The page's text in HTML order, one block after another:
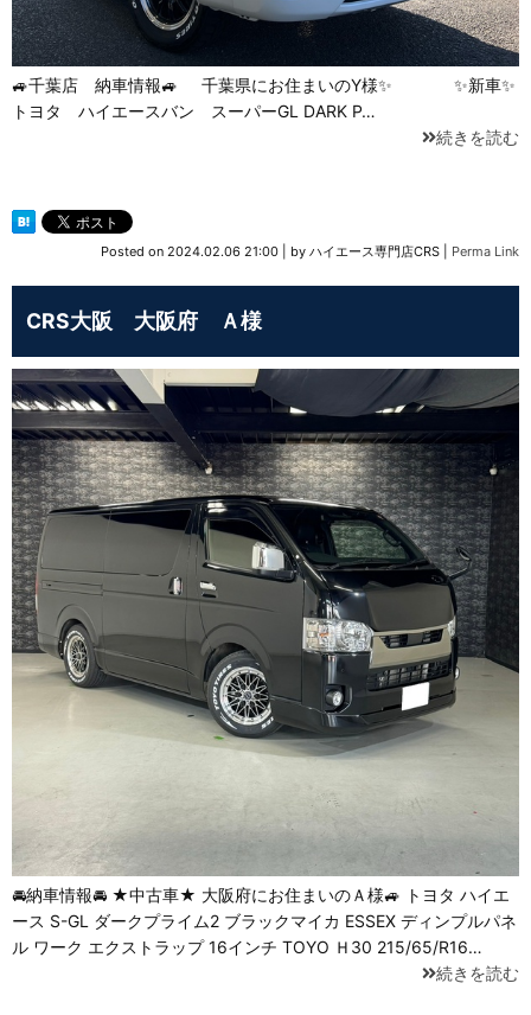
🚙千葉店 納車情報🚙 千葉県にお住まいのY様✨ ✨新車✨
トヨタ ハイエースバン スーパーGL DARK P…
続きを読む
Posted on 2024.02.06 21:00 by ハイエース専門店CRS Perma Link
CRS大阪 大阪府 Ａ様
🚘納車情報🚘 ★中古車★ 大阪府にお住まいのＡ様🚙 トヨタ ハイエ
ース S-GL ダークプライム2 ブラックマイカ ESSEX ディンプルパネ
ル ワーク エクストラップ 16インチ TOYO Ｈ30 215/65/R16…
続きを読む